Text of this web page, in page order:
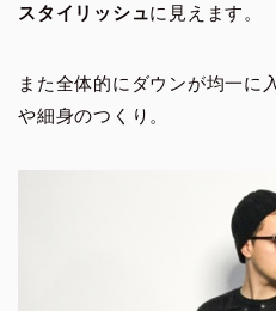
スタイリッシュに見えます。
また全体的にダウンが均一に
や細身のつくり。